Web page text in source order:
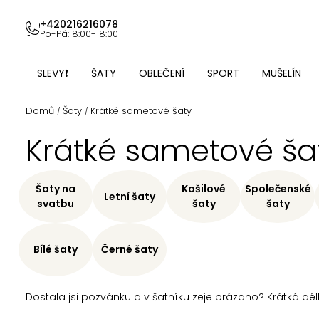
obsah
+420216216078
Po-Pá: 8:00-18:00
SLEVY❗ ŠATY OBLEČENÍ SPORT MUŠELÍN
Domů / Šaty / Krátké sametové šaty
Krátké sametové
Dostala jsi pozvánku a v šatníku zeje prázdno? Krátká
Šaty na
svatbu
Letní šaty
Košilové
šaty
Společenské
šaty
Bílé šaty Černé šaty